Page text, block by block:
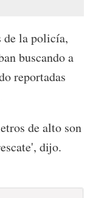
de la policía,
buscando a
reportadas
de alto son
dijo.